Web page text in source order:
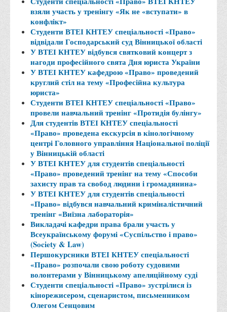
Товарознавства, експертизи та торговельного
підприємництва
Туризму та готельно-ресторанної справи
Фізичного виховання та спорту
Менеджменту та публічного управління
Інноваційної економіки та цифрових технологій
Психології
Права
Обліку та оподаткування
Фінансів
Іноземної філології та перекладу
Відділи
Реклами та зв'язків з громадськістю
Наукової роботи та міжнародної співпраці
Здобутки студентів
Матеріали наукових конференцій та вебінарів
Міжнародна діяльність
Закордонні партнери
Програми подвійного диплому
взяли участь у тренінгу «Як не «вступати» в
конфлікт»
Студенти ВТЕІ КНТЕУ спеціальності «Право»
відвідали Господарський суд Вінницької області
У ВТЕІ КНТЕУ відбувся святковий концерт з
нагоди професійного свята Дня юриста України
У ВТЕІ КНТЕУ кафедрою «Право» проведений
круглий стіл на тему «Професійна культура
юриста»
Студенти ВТЕІ КНТЕУ спеціальності «Право»
провели навчальний тренінг «Протидія булінгу»
Для студентів ВТЕІ КНТЕУ спеціальності
«Право» проведена екскурсія в кінологічному
центрі Головного управління Національної поліції
у Вінницькій області
У ВТЕІ КНТЕУ для студентів спеціальності
«Право» проведений тренінг на тему «Способи
захисту прав та свобод людини і громадянина»
У ВТЕІ КНТЕУ для студентів спеціальності
«Право» відбувся навчальний криміналістичний
тренінг «Виїзна лабораторія»
Викладачі кафедри права брали участь у
Всеукраїнському форумі «Суспільство і право»
(Society & Law)
Першокурсники ВТЕІ КНТЕУ спеціальності
«Право» розпочали свою роботу судовими
волонтерами у Вінницькому апеляційному суді
Студенти спеціальності «Право» зустрілися із
кінорежисером, сценаристом, письменником
Олегом Сенцовим